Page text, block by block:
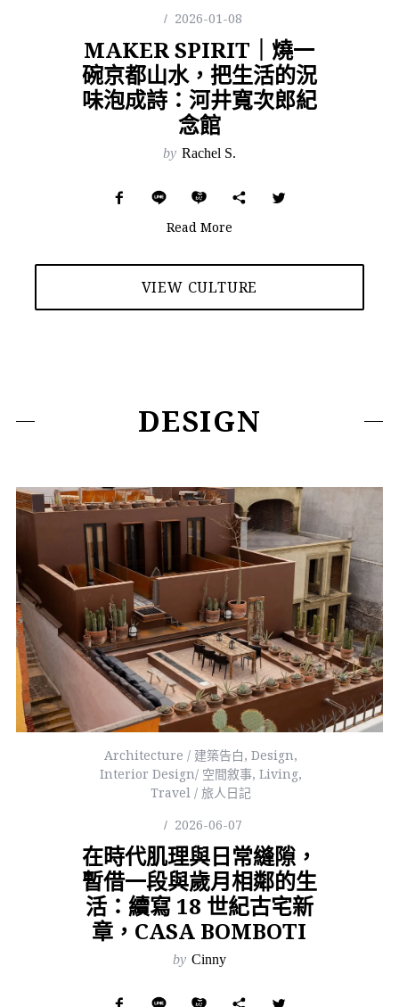
2026-01-08
MAKER SPIRIT｜燒一
碗京都山水，把生活的況
味泡成詩：河井寬次郎紀
念館
by Rachel S.
Read More
VIEW CULTURE
DESIGN
Architecture / 建築告白, Design,
Interior Design/ 空間敘事, Living,
Travel / 旅人日記
2026-06-07
在時代肌理與日常縫隙，
暫借一段與歲月相鄰的生
活：續寫 18 世紀古宅新
章，CASA BOMBOTI
by Cinny